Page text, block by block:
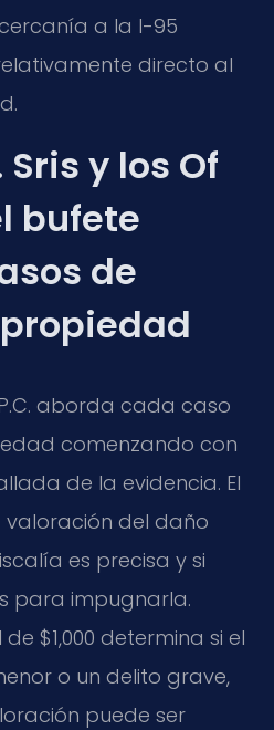
a la I-95
directo al
y los Of
bufete
de
P.C. aborda cada caso
comenzando con
de la evidencia. El
valoración del daño
es precisa y si
para impugnarla.
$1,000 determina si el
o un delito grave,
puede ser